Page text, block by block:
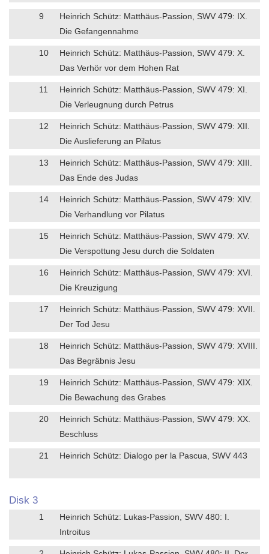
9
Heinrich Schütz: Matthäus-Passion, SWV 479: IX.
Die Gefangennahme
10
Heinrich Schütz: Matthäus-Passion, SWV 479: X.
Das Verhör vor dem Hohen Rat
11
Heinrich Schütz: Matthäus-Passion, SWV 479: XI.
Die Verleugnung durch Petrus
12
Heinrich Schütz: Matthäus-Passion, SWV 479: XII.
Die Auslieferung an Pilatus
13
Heinrich Schütz: Matthäus-Passion, SWV 479: XIII.
Das Ende des Judas
14
Heinrich Schütz: Matthäus-Passion, SWV 479: XIV.
Die Verhandlung vor Pilatus
15
Heinrich Schütz: Matthäus-Passion, SWV 479: XV.
Die Verspottung Jesu durch die Soldaten
16
Heinrich Schütz: Matthäus-Passion, SWV 479: XVI.
Die Kreuzigung
17
Heinrich Schütz: Matthäus-Passion, SWV 479: XVII.
Der Tod Jesu
18
Heinrich Schütz: Matthäus-Passion, SWV 479: XVIII.
Das Begräbnis Jesu
19
Heinrich Schütz: Matthäus-Passion, SWV 479: XIX.
Die Bewachung des Grabes
20
Heinrich Schütz: Matthäus-Passion, SWV 479: XX.
Beschluss
21 Heinrich Schütz: Dialogo per la Pascua, SWV 443
Disk 3
1
Heinrich Schütz: Lukas-Passion, SWV 480: I.
Introitus